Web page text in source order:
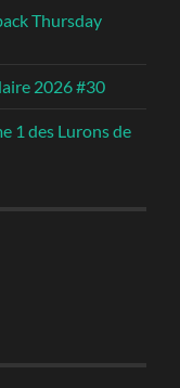
Thursday
2026 #30
1 des Lurons de